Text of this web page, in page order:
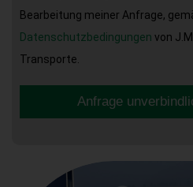
Bearbeitung meiner Anfrage,
Datenschutzbedingungen von
Transporte.
Anfrage